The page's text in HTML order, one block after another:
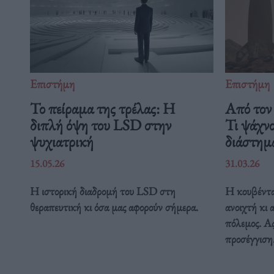
Επιστήμη
Το πείραμα της τρέλας: Η
διπλή όψη του LSD στην
ψυχιατρική
15.05.26
Η ιστορική διαδρομή του LSD στη
θεραπευτική κι όσα μας αφορούν σήμερα.
Επιστήμη
Από
Τι
31.03.26
Η
ανοιχτή κι
πόλεμος.